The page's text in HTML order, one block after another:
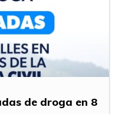
de droga en 8